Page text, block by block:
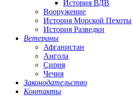
История ВДВ
Вооружение
История Морской Пехоты
История Разведки
Ветераны
Афганистан
Ангола
Сирия
Чечня
Законодательство
Контакты